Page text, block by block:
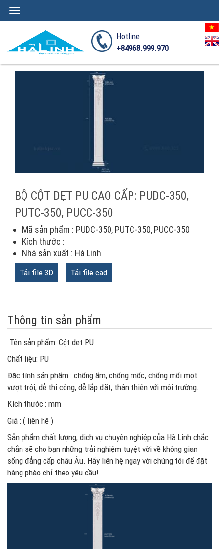
Hotline
+84968.999.970
Toggle
BỘ CỘT DẸT PU CAO CẤP: PUDC-350,
PUTC-350, PUCC-350
Mã sản phẩm : PUDC-350, PUTC-350, PUCC-350
Kích thước :
Nhà sản xuất : Hà Linh
Tải file 3D Tải file cad
Thông tin sản phẩm
Tên sản phẩm: Cột dẹt PU
Chất liệu: PU
Đặc tính sản phẩm : chống ẩm, chống mốc, chống mối mọt
vượt trội, dễ thi công, dễ lắp đặt, thân thiện với môi trường.
Kích thước : mm
Giá : ( liên hệ )
Sản phẩm chất lượng, dịch vụ chuyên nghiệp của Hà Linh chắc
chắn sẽ cho bạn những trải nghiệm tuyệt vời về không gian
sống đẳng cấp châu Âu. Hãy liên hệ ngay với chúng tôi để đặt
hàng phào chỉ theo yêu cầu!